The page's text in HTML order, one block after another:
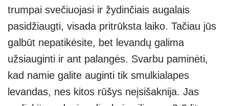
trumpai svečiuojasi ir žydinčiais augalais
pasidžiaugti, visada pritrūksta laiko. Tačiau jūs
galbūt nepatikėsite, bet levandų galima
užsiauginti ir ant palangės. Svarbu paminėti,
kad namie galite auginti tik smulkialapes
levandas, nes kitos rūšys neįsišaknija. Jas